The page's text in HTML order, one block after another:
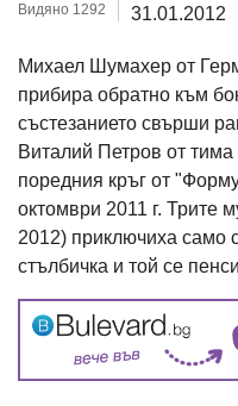
Видяно 1292 31.01.2012
Михаел Шумахер от
прибира обратно към
състезанието свърши
Виталий Петров от
поредния кръг от
октомври 2011 г. Трите
2012) приключиха само
стълбичка и той се